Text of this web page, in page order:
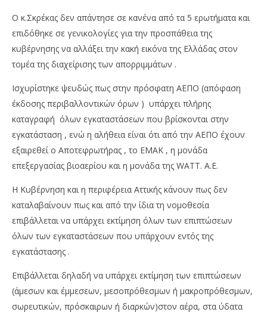
Ο κ.Σκρέκας δεν απάντησε σε κανένα από τα 5 ερωτήματα και
επιδόθηκε σε γενικολογίες για την προσπάθεια της
κυβέρνησης να αλλάξει την κακή εικόνα της Ελλάδας στον
τομέα της διαχείρισης των απορριμμάτων .
Ισχυρίστηκε ψευδώς πως στην πρόσφατη ΑΕΠΟ (απόφαση
έκδοσης περιβαλλοντικών όρων ) υπάρχει πλήρης
καταγραφή όλων εγκαταστάσεων που βρίσκονται στην
εγκατάσταση , ενώ η αλήθεια είναι ότι από την ΑΕΠΟ έχουν
εξαιρεθεί ο Αποτεφρωτήρας , το ΕΜΑΚ , η μονάδα
επεξεργασίας βιοαερίου και η μονάδα της WATT. Α.Ε.
Η Κυβέρνηση και η περιφέρεια Αττικής κάνουν πως δεν
καταλαβαίνουν πως και από την ίδια τη νομοθεσία
επιβάλλεται να υπάρχει εκτίµηση όλων των επιπτώσεων
όλων των εγκαταστάσεων που υπάρχουν εντός της
εγκατάστασης .
Επιβάλλεται δηλαδή να υπάρχει εκτίµηση των επιπτώσεων
(άµεσων και έµµεσεων, μεσοπρόθεσμων ή μακροπρόθεσμων,
σωρευτικών, πρόσκαιρων ή διαρκών)στον αέρα, στα ύδατα